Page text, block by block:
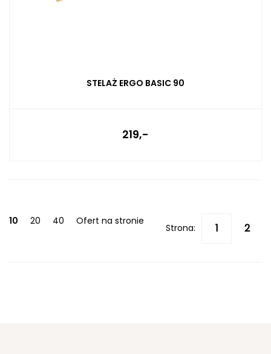
STELAŻ ERGO BASIC 90
219,-
10 20 40 Ofert na stronie
Strona: